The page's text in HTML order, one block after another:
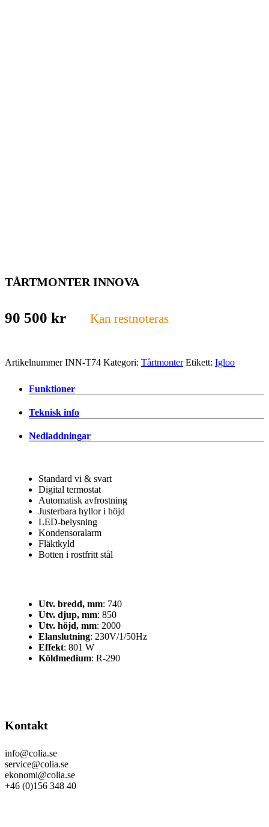
TÅRTMONTER INNOVA
90 500 kr Kan restnoteras
ArtikelnummerINN-T74 Kategori: Tårtmonter Etikett: Igloo
Funktioner
Teknisk info
Nedladdningar
Standard vi & svart
Digital termostat
Automatisk avfrostning
Justerbara hyllor i höjd
LED-belysning
Kondensoralarm
Fläktkyld
Botten i rostfritt stål
Utv. bredd, mm: 740
Utv. djup, mm: 850
Utv. höjd, mm: 2000
Elanslutning: 230V/1/50Hz
Effekt: 801 W
Köldmedium: R-290
Kontakt
info@colia.se
service@colia.se
ekonomi@colia.se
+46 (0)156 348 40